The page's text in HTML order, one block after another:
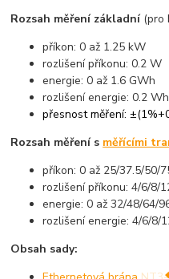
Rozsah měření základní (pro
příkon: 0 až 1.25 kW
rozlišení příkonu: 0.2 W
energie: 0 až 1.6 GWh
rozlišení energie: 0.2 Wh
přesnost měření:
Rozsah měření s měřícími
příkon: 0 až 25/37.5/50/
rozlišení příkonu: 4/6/8/
energie: 0 až 32/48/64/
rozlišení energie: 4/6/8/
Obsah sady: